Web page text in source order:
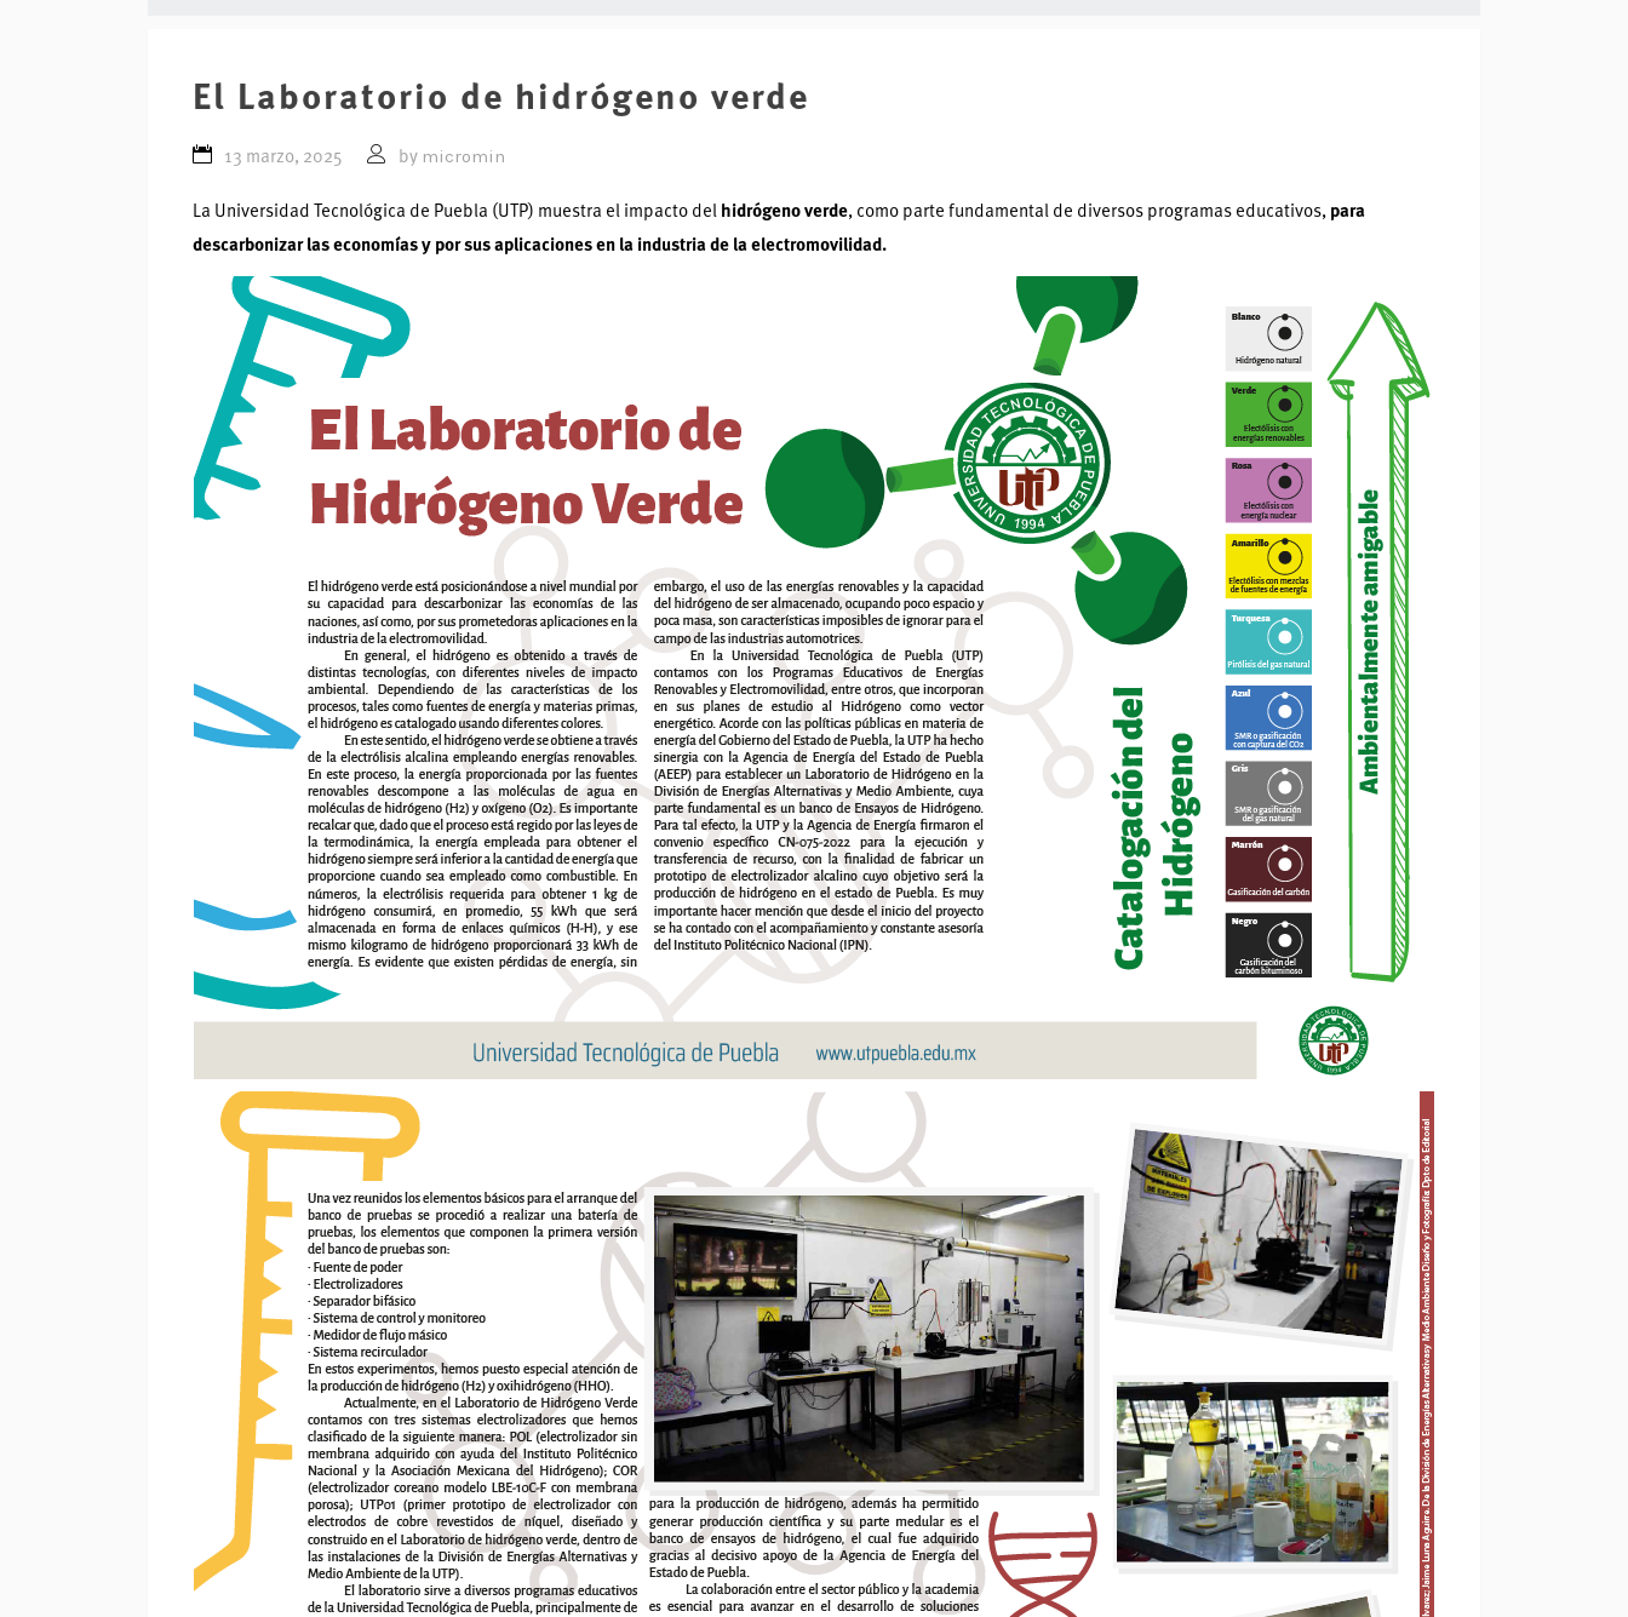
El Laboratorio de hidrógeno verde
13 marzo, 2025 by micromin
La Universidad Tecnológica de Puebla (UTP) muestra el impacto del hidrógeno verde, como parte fundamental de diversos programas educativos, para
descarbonizar las economías y por sus aplicaciones en la industria de la electromovilidad.